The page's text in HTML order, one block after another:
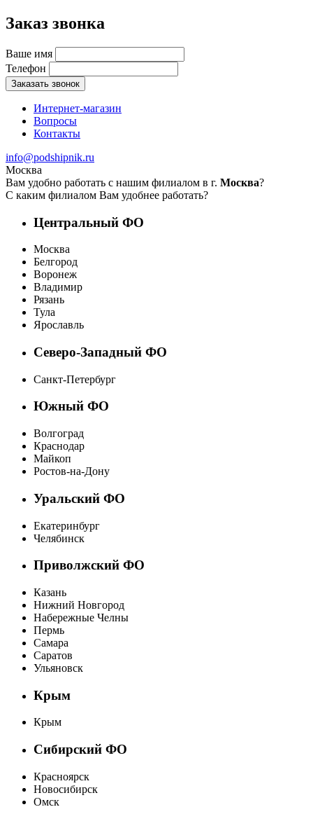
Заказ звонка
Ваше имя
Телефон
Заказать звонок
Интернет-магазин
Вопросы
Контакты
info@podshipnik.ru
Москва
Вам удобно работать с нашим филиалом в г. Москва?
С каким филиалом Вам удобнее работать?
Центральный ФО
Москва
Белгород
Воронеж
Владимир
Рязань
Тула
Ярославль
Северо-Западный ФО
Санкт-Петербург
Южный ФО
Волгоград
Краснодар
Майкоп
Ростов-на-Дону
Уральский ФО
Екатеринбург
Челябинск
Приволжский ФО
Казань
Нижний Новгород
Набережные Челны
Пермь
Самара
Саратов
Ульяновск
Крым
Крым
Сибирский ФО
Красноярск
Новосибирск
Омск